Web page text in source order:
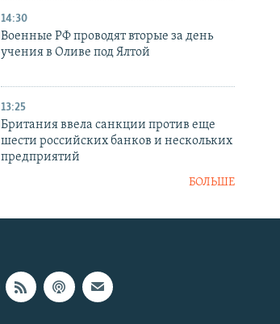
14:30
Военные РФ проводят вторые за день
учения в Оливе под Ялтой
13:25
Британия ввела санкции против еще
шести российских банков и нескольких
предприятий
БОЛЬШЕ